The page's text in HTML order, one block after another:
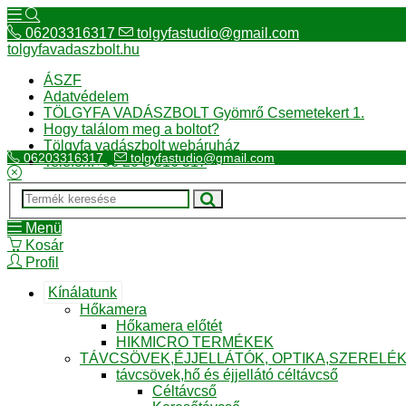
06203316317
tolgyfastudio@gmail.com
tolgyfavadaszbolt.hu
ÁSZF
Adatvédelem
TÖLGYFA VADÁSZBOLT Gyömrő Csemetekert 1.
Hogy találom meg a boltot?
Tölgyfa vadászbolt webáruház
Telefon:+36 20 3 316 317
06203316317 tolgyfastudio@gmail.com
Menü
Kosár
Profil
Kínálatunk
Hőkamera
Hőkamera előtét
HIKMICRO TERMÉKEK
TÁVCSÖVEK,ÉJJELLÁTÓK,
távcsövek,hő és éjjellátó céltávcső
Céltávcső